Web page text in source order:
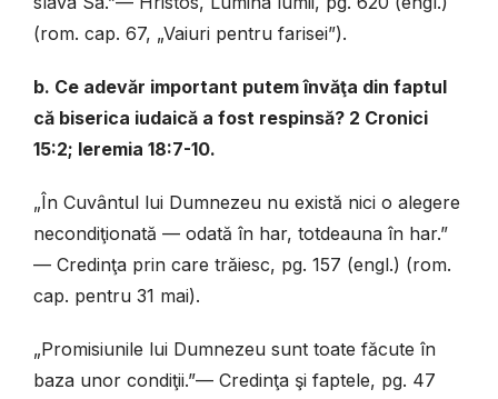
(rom. cap. 67, „Vaiuri pentru farisei”).
b. Ce adevăr important putem învăţa din faptul
că biserica iudaică a fost respinsă? 2 Cronici
15:2; Ieremia 18:7-10.
„În Cuvântul lui Dumnezeu nu există nici o alegere
necondiţionată — odată în har, totdeauna în har.”
— Credinţa prin care trăiesc, pg. 157 (engl.) (rom.
cap. pentru 31 mai).
„Promisiunile lui Dumnezeu sunt toate făcute în
baza unor condiţii.”— Credinţa şi faptele, pg. 47